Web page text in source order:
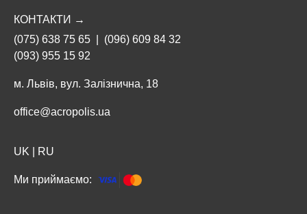
КОНТАКТИ →
(075) 638 75 65
(096) 609 84 32
(093) 955 15 92
м. Львів, вул. Залізнична, 18
office@acropolis.ua
UK RU
Ми приймаємо: